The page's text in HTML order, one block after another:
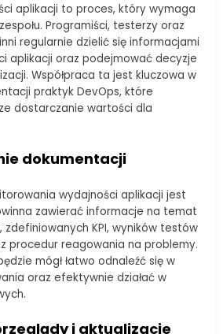
aplikacji to proces, który wymaga
Programiści, testerzy oraz
regularnie dzielić się informacjami
aplikacji oraz podejmować decyzje
Współpraca ta jest kluczowa w
praktyk DevOps, które
dostarczanie wartości dla
dokumentacji
wydajności aplikacji jest
zawierać informacje na temat
zdefiniowanych KPI, wyników testów
procedur reagowania na problemy.
mógł łatwo odnaleźć się w
oraz efektywnie działać w
i aktualizacje